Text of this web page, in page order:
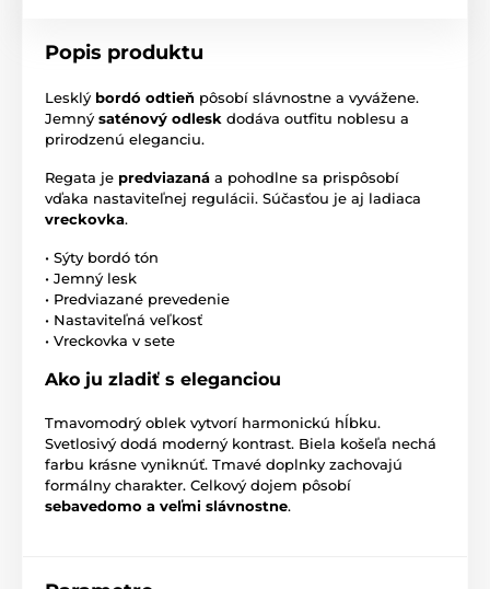
Popis produktu
Lesklý bordó odtieň pôsobí slávnostne a vyvážene.
Jemný saténový odlesk dodáva outfitu noblesu a
prirodzenú eleganciu.
Regata je predviazaná a pohodlne sa prispôsobí
vďaka nastaviteľnej regulácii. Súčasťou je aj ladiaca
vreckovka.
• Sýty bordó tón
• Jemný lesk
• Predviazané prevedenie
• Nastaviteľná veľkosť
• Vreckovka v sete
Ako ju zladiť s eleganciou
Tmavomodrý oblek vytvorí harmonickú hĺbku.
Svetlosivý dodá moderný kontrast. Biela košeľa nechá
farbu krásne vyniknúť. Tmavé doplnky zachovajú
formálny charakter. Celkový dojem pôsobí
sebavedomo a veľmi slávnostne.